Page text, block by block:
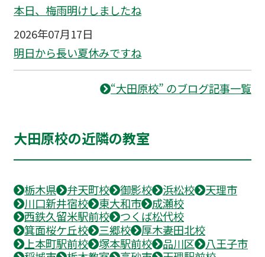
本日、梅雨明けしましたね
2026年07月17日
明日から長い夏休みですね
“大田原校” のブログ記事一覧
大田原校の近隣の教室
栃木県 弁天町校 御影校 浜松校
天理市
川口新井宿校
東大和市
成瀬校
西鉄久留米駅前校
つくば松代校
箕面桜ケ丘校
三郷校
厚木妻田北校
上本町駅前校
塚本駅前校 品川区
八王子市